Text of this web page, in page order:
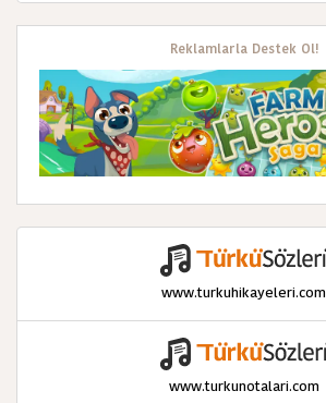
Reklamlarla Destek Ol!
www.turkuhikayeleri.com
www.turkunotalari.com